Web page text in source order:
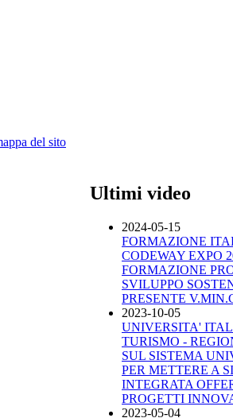
del sito
Ultimi video
2024-05-15
FORMAZIONE
CODEWAY EXPO
FORMAZIONE
SVILUPPO
PRESENTE
2023-10-05
UNIVERSITA'
TURISMO -
SUL SISTEMA
PER METTERE A
INTEGRATA
PROGETTI
2023-05-04